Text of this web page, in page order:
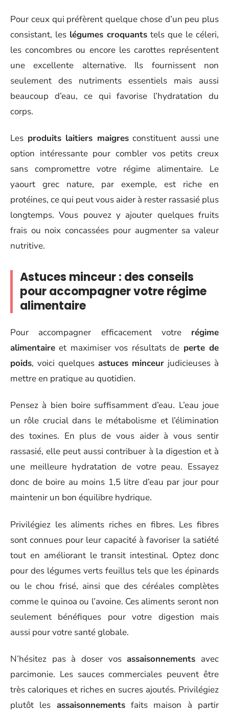
Pour ceux qui préfèrent quelque chose d’un peu plus
consistant, les légumes croquants tels que le céleri,
les concombres ou encore les carottes représentent
une excellente alternative. Ils fournissent non
seulement des nutriments essentiels mais aussi
beaucoup d’eau, ce qui favorise l’hydratation du
corps.
Les produits laitiers maigresconstituent aussi une
option intéressante pour combler vos petits creux
sans compromettre votre régime alimentaire. Le
yaourt grec nature, par exemple, est riche en
protéines, ce qui peut vous aider à rester rassasié plus
longtemps. Vous pouvez y ajouter quelques fruits
frais ou noix concassées pour augmenter sa valeur
nutritive.
Astuces minceur : des conseils
pour accompagner votre régime
alimentaire
Pour accompagner efficacement votre régime
alimentaire et maximiser vos résultats de perte de
poids, voici quelques astuces minceur judicieuses à
mettre en pratique au quotidien.
Pensez à bien boire suffisamment d’eau. L’eau joue
un rôle crucial dans le métabolisme et l’élimination
des toxines. En plus de vous aider à vous sentir
rassasié, elle peut aussi contribuer à la digestion et à
une meilleure hydratation de votre peau. Essayez
donc de boire au moins 1,5 litre d’eau par jour pour
maintenir un bon équilibre hydrique.
Privilégiez les aliments riches en fibres. Les fibres
sont connues pour leur capacité à favoriser la satiété
tout en améliorant le transit intestinal. Optez donc
pour des légumes verts feuillus tels que les épinards
ou le chou frisé, ainsi que des céréales complètes
comme le quinoa ou l’avoine. Ces aliments seront non
seulement bénéfiques pour votre digestion mais
aussi pour votre santé globale.
N’hésitez pas à doser vosassaisonnements avec
parcimonie. Les sauces commerciales peuvent être
très caloriques et riches en sucres ajoutés. Privilégiez
plutôt les assaisonnementsfaits maison à partir